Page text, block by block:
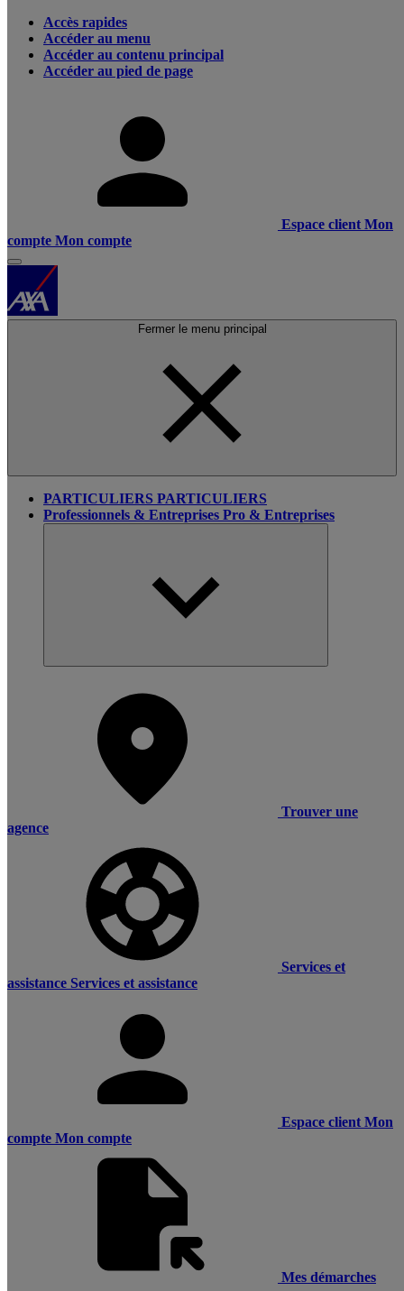
Accès rapides
Accéder au menu
Accéder au contenu principal
Accéder au pied de page
Espace client Mon
compte Mon compte
Fermer le menu principal
PARTICULIERS PARTICULIERS
Professionnels & Entreprises Pro & Entreprises
Trouver une
agence
Services et
assistance Services et assistance
Espace client Mon
compte Mon compte
Mes démarches